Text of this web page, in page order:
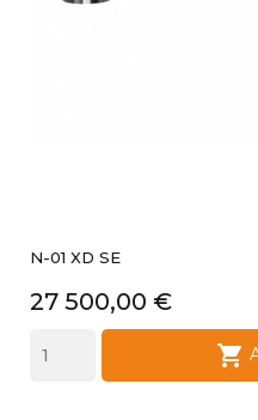
N-01 XD SE
Prix
27 500,00 €
